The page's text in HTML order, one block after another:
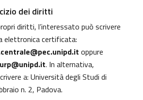
dei diritti
diritti, l’interessato può scrivere
elettronica certificata:
oppure
urp@unipd.it. In alternativa,
a: Università degli Studi di
n. 2, Padova.